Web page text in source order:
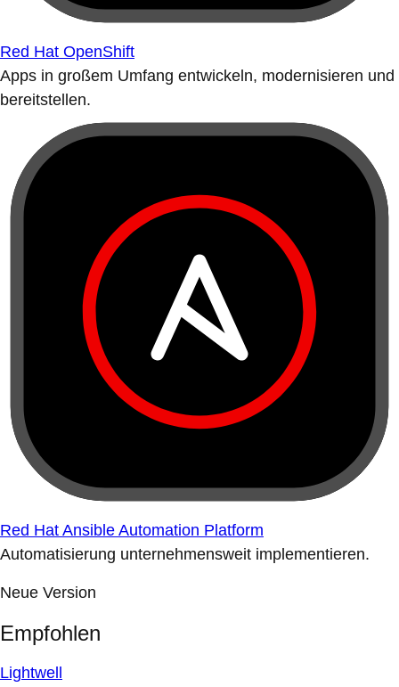
Red Hat OpenShift
Apps in großem Umfang entwickeln, modernisieren und
bereitstellen.
Red Hat Ansible Automation Platform
Automatisierung unternehmensweit implementieren.
Neue Version
Empfohlen
Lightwell